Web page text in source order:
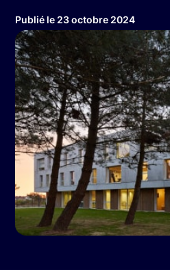
Publié le 23 octobre 2024